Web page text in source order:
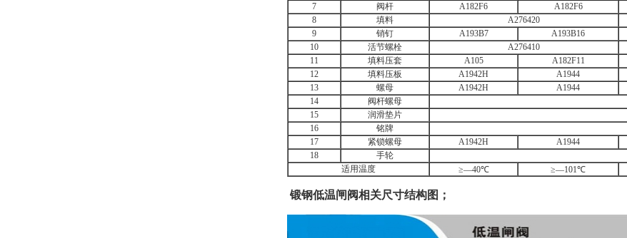
7
阀杆 A182F6 A182F6
8
填料 A276420
9
销钉 A193B7 A193B16
10
活节螺栓 A276410
11
填料压套 A105 A182F11
12
填料压板 A1942H A1944
13
螺母 A1942H A1944
14
阀杆螺母
15
润滑垫片
16
铭牌
17
紧锁螺母 A1942H A1944
18
手轮
适用温度
≥—40℃ ≥—101℃
锻钢低温闸阀相关尺寸结构图；